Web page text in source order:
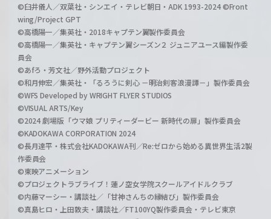
©臼井儀人／双葉社・シンエイ・テレビ朝日・ADK 1993-2024 ©Front
wing/Project GPT
©高橋陽一／集英社・2018キャプテン翼製作委員会
©高橋陽一／集英社・キャプテン翼シーズン２ ジュニアユース編製作委
員会
©あfろ・芳文社／野外活動プロジェクト
©和月伸宏／集英社・「るろうに剣心 －明治剣客浪漫譚－」製作委員会
©WFS Developed by WRIGHT FLYER STUDIOS
©VISUAL ARTS/Key
©2024 劇場版「ウマ娘 プリティーダービー 新時代の扉」製作委員会
©KADOKAWA CORPORATION 2024
©長月達平・株式会社KADOKAWA刊／Re:ゼロから始める異世界生活2製
作委員会
©東映アニメーション
©プロジェクトラブライブ！蓮ノ空女学院スクールアイドルクラブ
©内藤マーシー・講談社／「甘神さんちの縁結び」製作委員会
©真島ヒロ・上田敦夫・講談社／FT100YQ製作委員会・テレビ東京